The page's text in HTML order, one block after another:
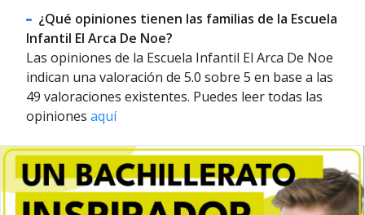
¿Qué opiniones tienen las familias de la Escuela
Infantil El Arca De Noe?
Las opiniones de la Escuela Infantil El Arca De Noe
indican una valoración de 5.0 sobre 5 en base a las
49 valoraciones existentes. Puedes leer todas las
opiniones aquí